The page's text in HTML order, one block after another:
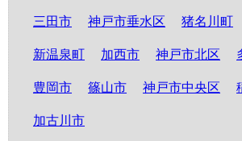
三田市 神戸市垂水区 猪名川町
新温泉町 加西市 神戸市北区
豊岡市 篠山市 神戸市中央区
加古川市